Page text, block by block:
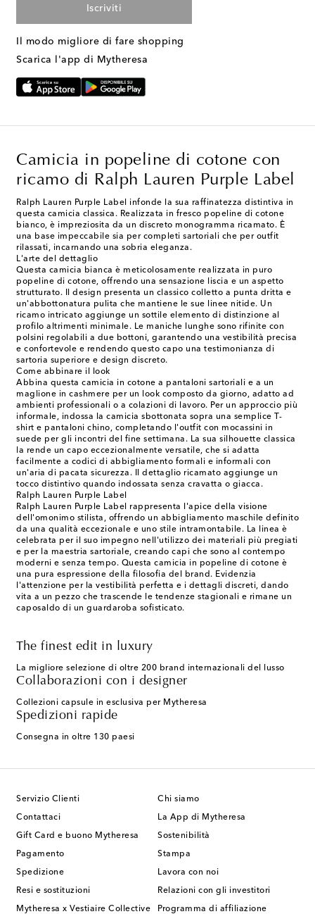
Iscriviti
Il modo migliore di fare shopping
Scarica l'app di Mytheresa
Camicia in popeline di cotone con
ricamo di Ralph Lauren Purple Label
Ralph Lauren Purple Label infonde la sua raffinatezza distintiva in
questa camicia classica. Realizzata in fresco popeline di cotone
bianco, è impreziosita da un discreto monogramma ricamato. È
una base impeccabile sia per completi sartoriali che per outfit
rilassati, incarnando una sobria eleganza.
L'arte del dettaglio
Questa camicia bianca è meticolosamente realizzata in puro
popeline di cotone, offrendo una sensazione liscia e un aspetto
strutturato. Il design presenta un classico colletto a punta dritta e
un'abbottonatura pulita che mantiene le sue linee nitide. Un
ricamo intricato aggiunge un sottile elemento di distinzione al
profilo altrimenti minimale. Le maniche lunghe sono rifinite con
polsini regolabili a due bottoni, garantendo una vestibilità precisa
e confortevole e rendendo questo capo una testimonianza di
sartoria superiore e design discreto.
Come abbinare il look
Abbina questa camicia in cotone a pantaloni sartoriali e a un
maglione in cashmere per un look composto da giorno, adatto ad
ambienti professionali o a colazioni di lavoro. Per un approccio più
informale, indossa la camicia sbottonata sopra una semplice T-
shirt e pantaloni chino, completando l'outfit con mocassini in
suede per gli incontri del fine settimana. La sua silhouette classica
la rende un capo eccezionalmente versatile, che si adatta
facilmente a codici di abbigliamento formali e informali con
un'aria di pacata sicurezza. Il dettaglio ricamato aggiunge un
tocco distintivo quando indossata senza cravatta o giacca.
Ralph Lauren Purple Label
Ralph Lauren Purple Label rappresenta l'apice della visione
dell'omonimo stilista, offrendo un abbigliamento maschile definito
da una qualità eccezionale e uno stile intramontabile. La linea è
celebrata per il suo impegno nell'utilizzo dei materiali più pregiati
e per la maestria sartoriale, creando capi che sono al contempo
moderni e senza tempo. Questa camicia in popeline di cotone è
una pura espressione della filosofia del brand. Evidenzia
l'attenzione per la vestibilità perfetta e i dettagli discreti, dando
vita a un pezzo che trascende le tendenze stagionali e rimane un
caposaldo di un guardaroba sofisticato.
The finest edit in luxury
La migliore selezione di oltre 200 brand internazionali del lusso
Collaborazioni con i designer
Collezioni capsule in esclusiva per Mytheresa
Spedizioni rapide
Consegna in oltre 130 paesi
Servizio Clienti
Contattaci
Gift Card e buono Mytheresa
Pagamento
Spedizione
Resi e sostituzioni
Mytheresa x Vestiaire Collective
Chi siamo
La App di Mytheresa
Sostenibilità
Stampa
Lavora con noi
Relazioni con gli investitori
Programma di affiliazione